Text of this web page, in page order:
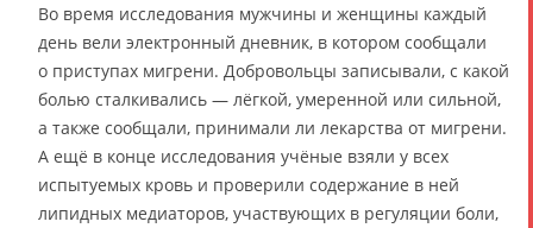
Во время исследования мужчины и женщины каждый
день вели электронный дневник, в котором сообщали
о приступах мигрени. Добровольцы записывали, с какой
болью сталкивались — лёгкой, умеренной или сильной,
а также сообщали, принимали ли лекарства от мигрени.
А ещё в конце исследования учёные взяли у всех
испытуемых кровь и проверили содержание в ней
липидных медиаторов, участвующих в регуляции боли,